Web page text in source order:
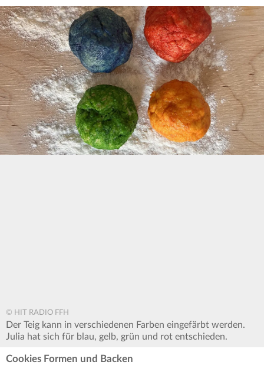
© HIT RADIO FFH
Der Teig kann in verschiedenen Farben eingefärbt werden.
Julia hat sich für blau, gelb, grün und rot entschieden.
Cookies Formen und Backen